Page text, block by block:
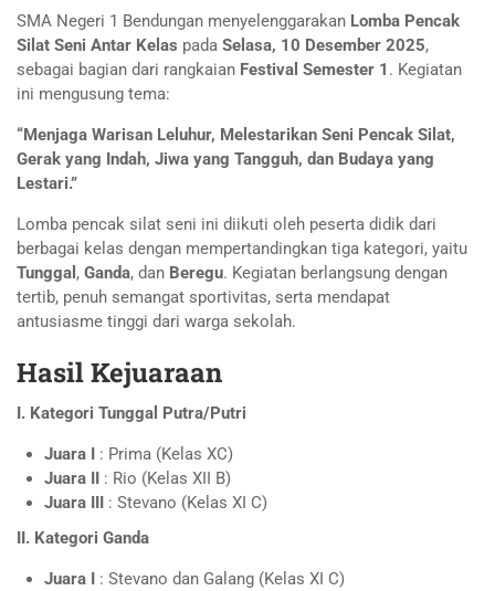
SMA Negeri 1 Bendungan menyelenggarakan Lomba Pencak
Silat Seni Antar Kelas pada Selasa, 10 Desember 2025,
sebagai bagian dari rangkaian Festival Semester 1 . Kegiatan
ini mengusung tema:
“Menjaga Warisan Leluhur, Melestarikan Seni Pencak Silat,
Gerak yang Indah, Jiwa yang Tangguh, dan Budaya yang
Lestari.”
Lomba pencak silat seni ini diikuti oleh peserta didik dari
berbagai kelas dengan mempertandingkan tiga kategori, yaitu
Tunggal , Ganda, dan Beregu. Kegiatan berlangsung dengan
tertib, penuh semangat sportivitas, serta mendapat
antusiasme tinggi dari warga sekolah.
Hasil Kejuaraan
I. Kategori Tunggal Putra/Putri
Juara I : Prima (Kelas XC)
Juara II : Rio (Kelas XII B)
Juara III : Stevano (Kelas XI C)
II. Kategori Ganda
Juara I : Stevano dan Galang (Kelas XI C)